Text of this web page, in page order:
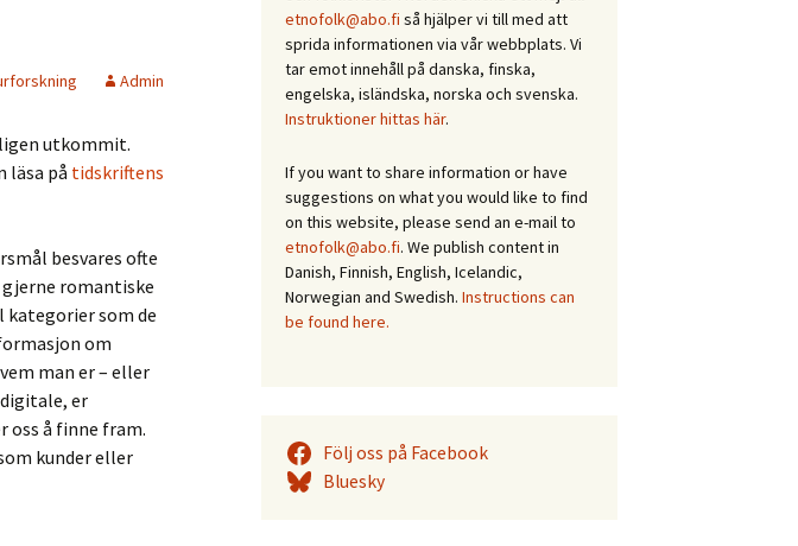
of
Etnologiska
for manuscripts,
Ethnologia Fennica:
and Cultural
to Nature
Fennica: Call
etsii ehdotuksia
Applications: Co-
in-Chief at
Europaea –
of European
Admin
utkommit.
läsa på tidskriftens
besvares ofte
romantiske
kategorier som de
om
man er – eller
er
oss å finne fram.
kunder eller
etnofolk@abo.fi så hjälper vi till med att
sprida informationen via vår webbplats. Vi
tar emot innehåll på danska, finska,
engelska, isländska, norska och svenska.
Instruktioner hittas här.
If you want to share information or have
suggestions on what you would like to find
on this website, please send an e-mail to
etnofolk@abo.fi. We publish content in
Danish, Finnish, English, Icelandic,
Norwegian and Swedish. Instructions can
be found here.
Följ oss på Facebook
Bluesky